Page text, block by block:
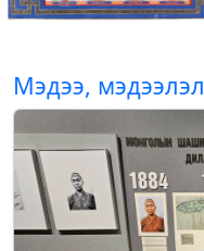
Мэдээ, мэдээлэл